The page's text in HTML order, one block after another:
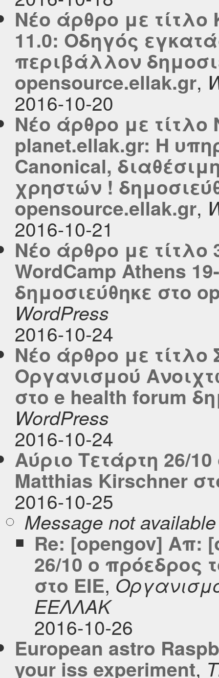
Νέο άρθρο με τίτλο
11.0: Οδηγός
περιβάλλον
opensource.ellak.gr,
2016-10-20
Νέο άρθρο με
planet.ellak.gr: Η
Canonical,
χρηστών !
opensource.ellak.gr,
2016-10-21
Νέο άρθρο με τίτλο
WordCamp Athens
δημοσιεύθηκε στο
WordPress
2016-10-24
Νέο άρθρο με τίτλο
Οργανισμού
στο e health forum
WordPress
2016-10-24
Αύριο Τετάρτη 26/
Matthias Kirschner
2016-10-25
Message not available
Re: [opengov] Απ:
26/10 ο πρόεδρος
στο ΕΙΕ,
ΕΕΛΛΑΚ
2016-10-26
European astro
your iss experiment,